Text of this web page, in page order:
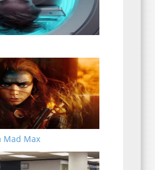
Mad Max